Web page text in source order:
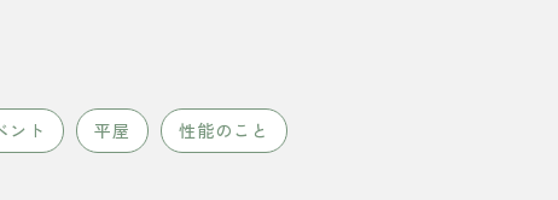
ント 平屋 性能のこと